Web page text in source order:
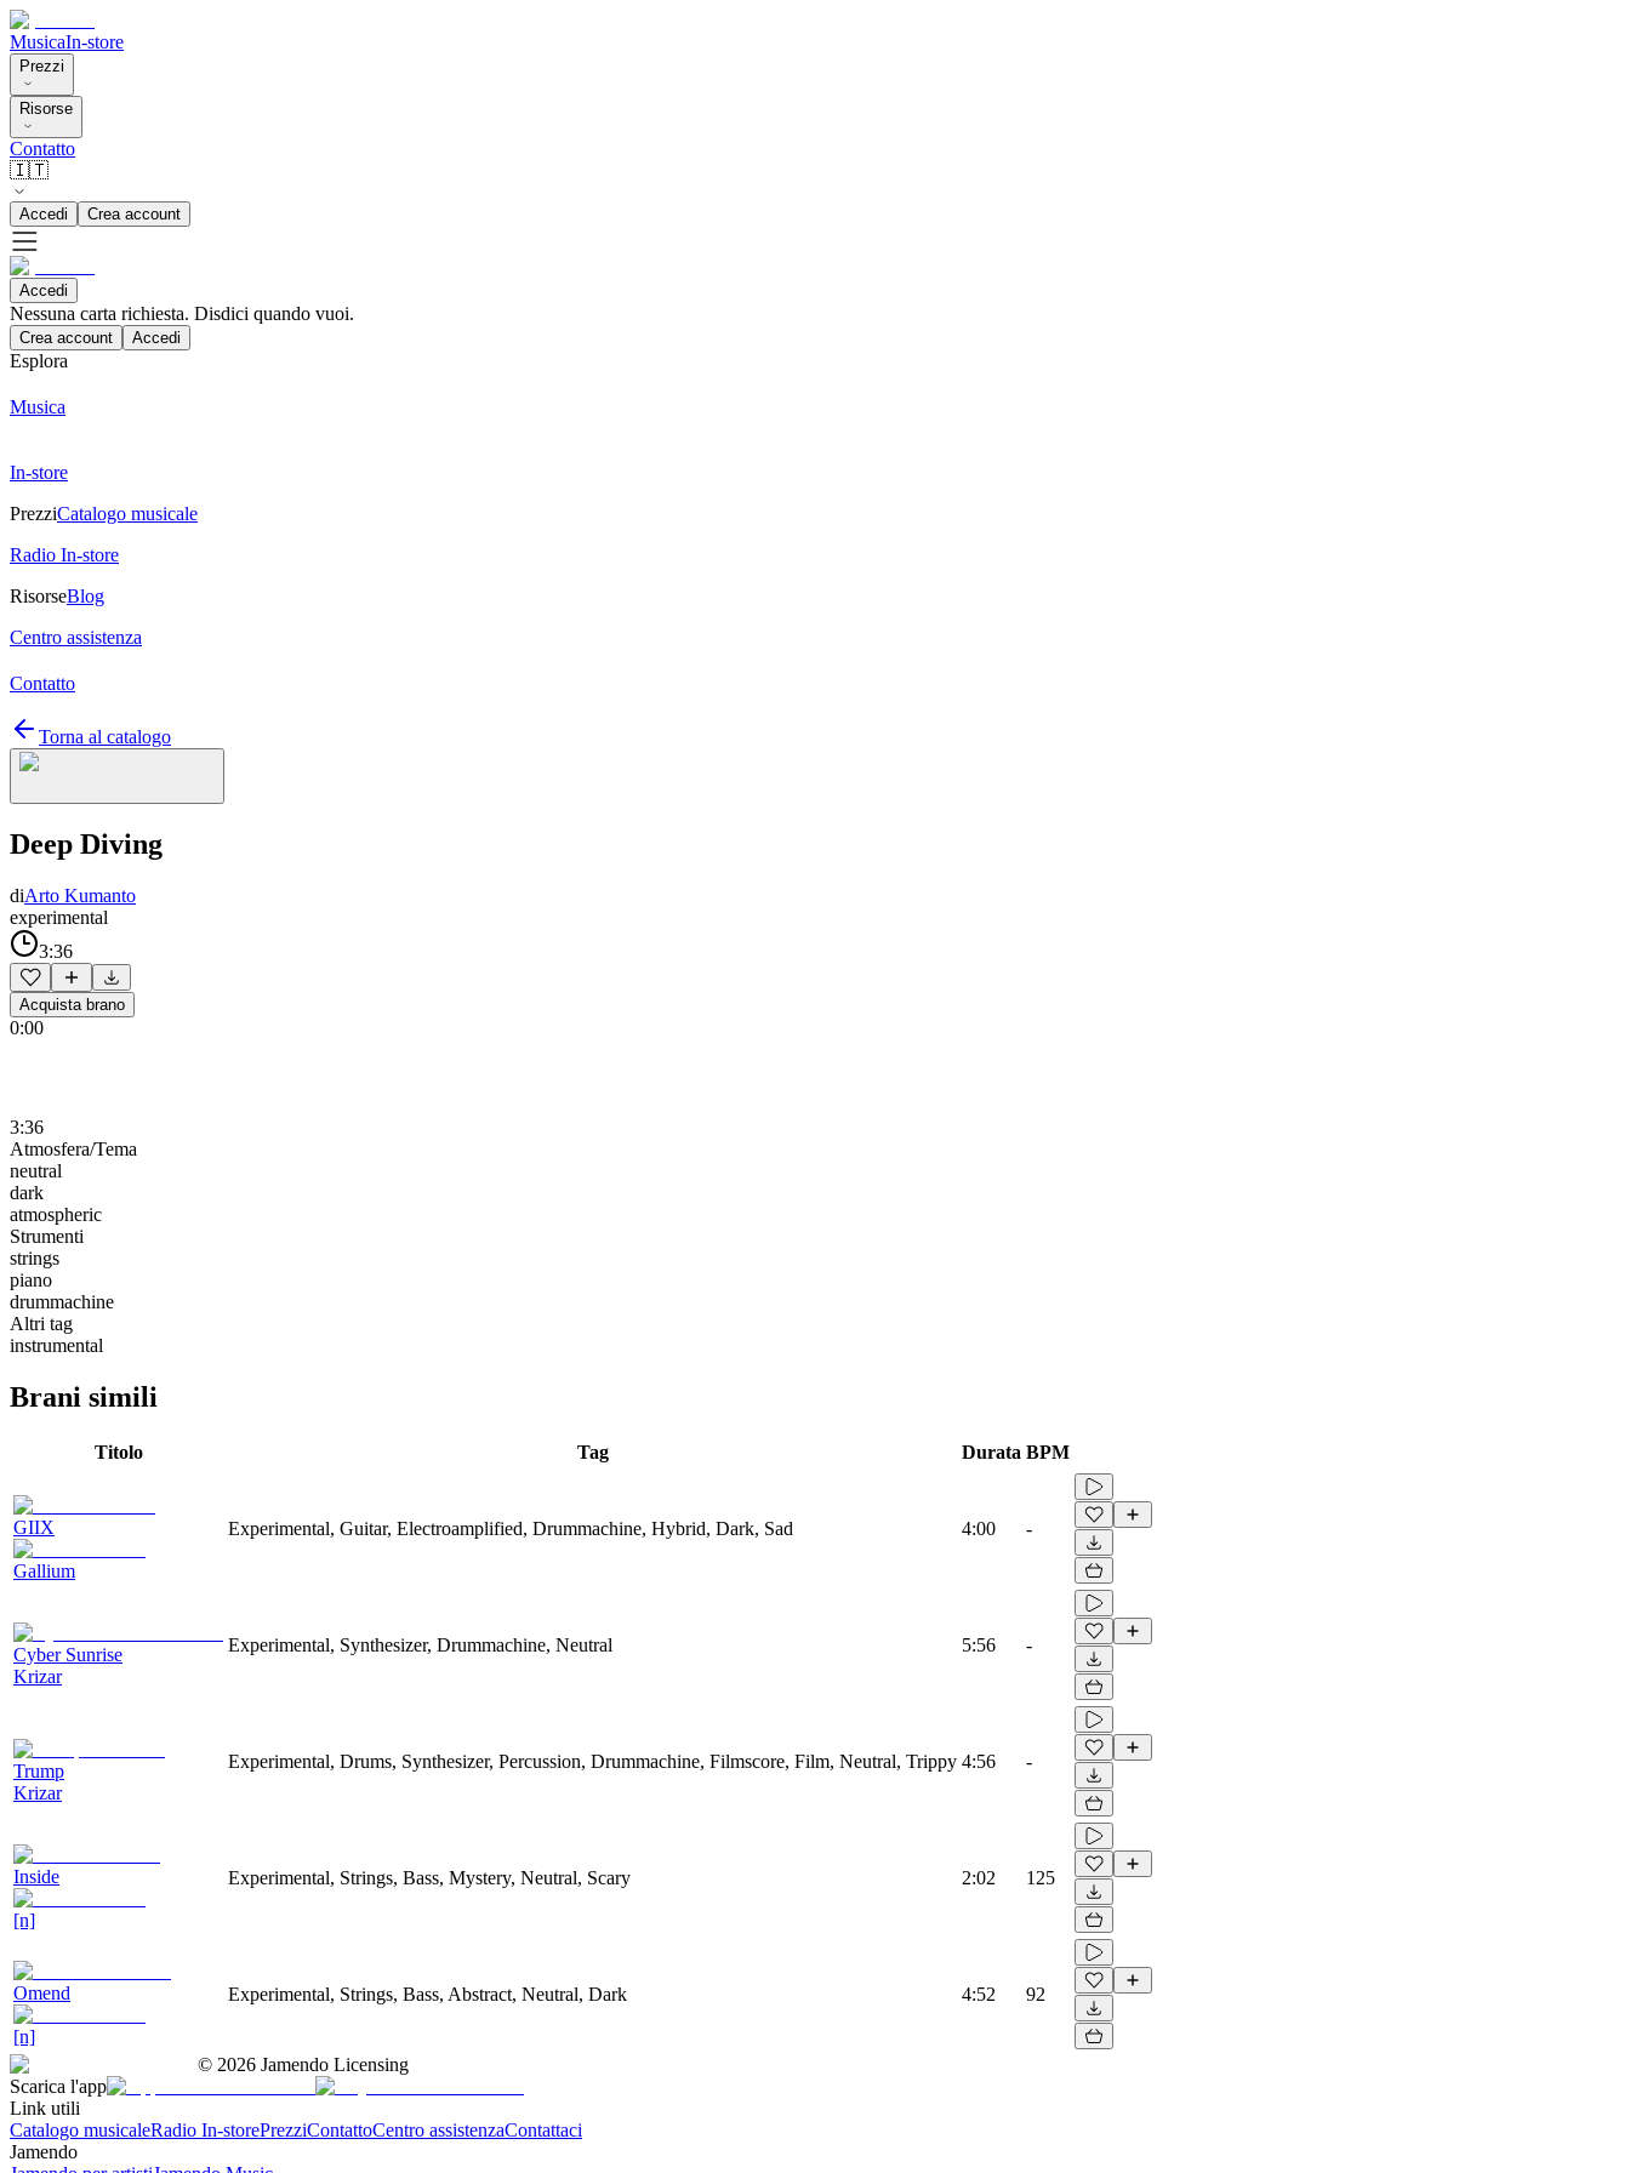
MusicaIn-store
Prezzi
Risorse
Contatto
🇮🇹
Accedi Crea account
Accedi
Nessuna carta richiesta. Disdici quando vuoi.
Crea account Accedi
Esplora
Musica
In-store
PrezziCatalogo musicale
Radio In-store
RisorseBlog
Centro assistenza
Contatto
Torna al catalogo
Deep Diving
diArto Kumanto
experimental
3:36
Acquista brano
0:00
3:36
Atmosfera/Tema
neutral
dark
atmospheric
Strumenti
strings
piano
drummachine
Altri tag
instrumental
Brani simili
Titolo Tag Durata BPM
GIIX
Gallium
Experimental, Guitar, Electroamplified, Drummachine, Hybrid, Dark, Sad 4:00 -
Cyber Sunrise
Krizar
Experimental, Synthesizer, Drummachine, Neutral 5:56 -
Trump
Krizar
Experimental, Drums, Synthesizer, Percussion, Drummachine, Filmscore, Film, Neutral, Trippy 4:56 -
Inside
[n]
Experimental, Strings, Bass, Mystery, Neutral, Scary 2:02 125
Omend
[n]
Experimental, Strings, Bass, Abstract, Neutral, Dark 4:52 92
© 2026 Jamendo Licensing
Scarica l'app
Link utili
Catalogo musicaleRadio In-storePrezziContattoCentro assistenzaContattaci
Jamendo